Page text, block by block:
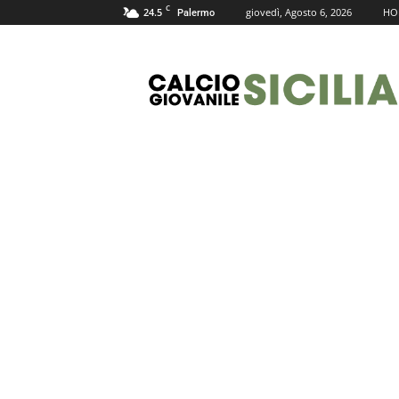
24.5 C Palermo giovedì, Agosto 6, 2026
Giovanile
Sicilia